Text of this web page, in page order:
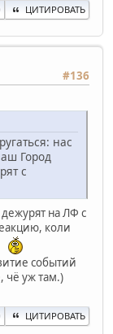
ЦИТИРОВАТЬ
#136
нас
Город
с
на ЛФ с
коли
событий
чё уж там.)
ЦИТИРОВАТЬ